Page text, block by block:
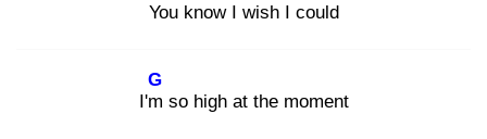
You know I wish I could
I'm
G
so high at the moment